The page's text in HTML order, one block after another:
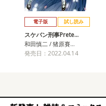
電子版 試し読み
スケバン刑事Prete…
和田慎二 / 猪原賽…
発売日：2022.04.14